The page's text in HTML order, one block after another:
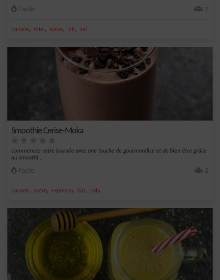
Facile 2
banane, miel , sucre, lait, sel
Smoothie Cerise-Moka
Commencez votre journée avec une touche de gourmandise et de bien-être grâce
au smoothi...
Facile 2
banane, sucre, expresso, lait, cola